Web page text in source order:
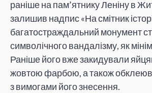
раніше на пам’ятнику Леніну в
залишив надпис «На смітник
багатостраждальний монумент
символічного вандалізму, як
Раніше його вже закидували
жовтою фарбою, а також
з вимогами його знесення.